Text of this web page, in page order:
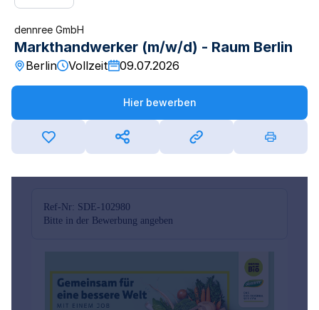
dennree GmbH
Markthandwerker (m/w/d) - Raum Berlin
Berlin Vollzeit 09.07.2026
Hier bewerben